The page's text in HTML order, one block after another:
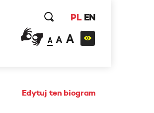
PL EN
A A A
Edytuj ten biogram